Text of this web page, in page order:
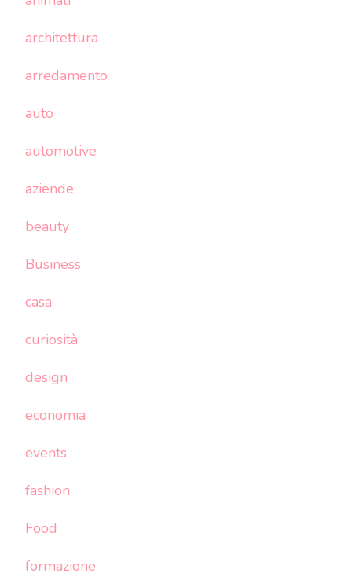
architettura
arredamento
auto
automotive
aziende
beauty
Business
casa
curiosità
design
economia
events
fashion
Food
formazione